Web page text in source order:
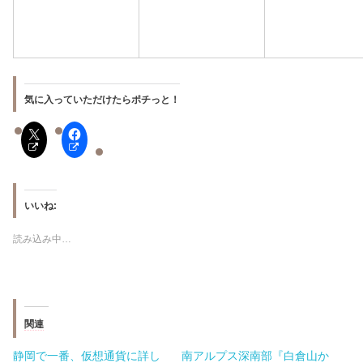
気に入っていただけたらポチっと！
いいね:
読み込み中…
関連
静岡で一番、仮想通貨に詳し 南アルプス深南部『白倉山か